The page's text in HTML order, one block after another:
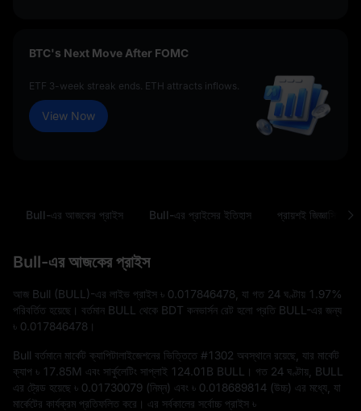
BTC's Next Move After FOMC
ETF 3-week streak ends. ETH attracts inflows.
View Now
Bull-এর আজকের প্রাইস Bull-এর প্রাইসের ইতিহাস প্রায়শই জিজ্ঞাসিত
Bull-এর আজকের প্রাইস
আজ Bull (BULL)-এর লাইভ প্রাইস ৳ 0.017846478 , যা গত 24 ঘণ্টায় 1.97%
পরিবর্তিত হয়েছে। বর্তমান BULL থেকে BDT কনভার্সন রেট হলো প্রতি BULL-এর জন্য
৳ 0.017846478 ।
Bull বর্তমানে মার্কেট ক্যাপিটালাইজেশনের ভিত্তিতে #1302 অবস্থানে রয়েছে, যার মার্কেট
ক্যাপ ৳ 17.85M এবং সার্কুলেটিং সাপ্লাই 124.01B BULL
। গত 24 ঘণ্টায়, BULL
এর ট্রেড হয়েছে ৳ 0.01730079 (নিম্ন) এবং ৳ 0.018689814 (উচ্চ) এর মধ্যে, যা
মার্কেটের কার্যক্রম প্রতিফলিত করে। এর সর্বকালের সর্বোচ্চ প্রাইস ৳